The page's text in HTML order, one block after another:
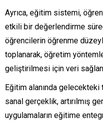
Ayrıca, eğitim sistemi,
etkili bir değerlendirme
öğrencilerin öğrenme
toplanarak, öğretim
geliştirilmesi için veri
Eğitim alanında
sanal gerçeklik, artırılmış
uygulamaların eğitime